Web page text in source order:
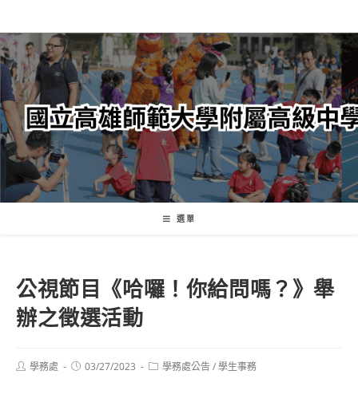
轉
至
主
內
容
選單
公視節目《哈囉！你給問嗎？》舉
辦之徵選活動
Post學務處
Post03/27/2023
Post學務處公告/學生事務